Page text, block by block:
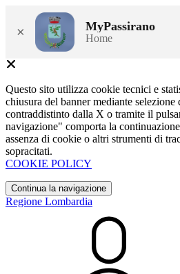
× MyPassirano
Home
Questo sito utilizza cookie tecnici e
chiusura del banner mediante
contraddistinto dalla X o tramite il
navigazione" comporta la
assenza di cookie o altri strumenti di
sopracitati.
COOKIE POLICY
Continua la navigazione
Regione Lombardia